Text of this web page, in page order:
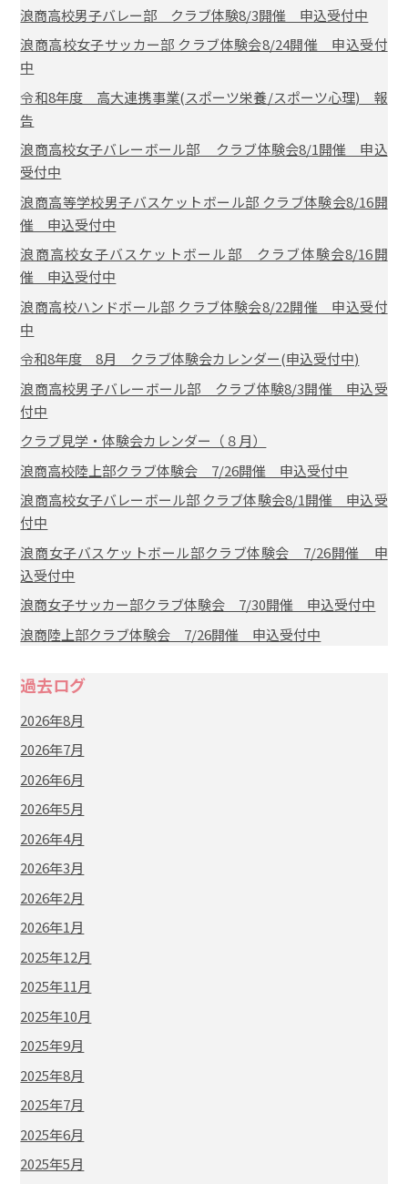
浪商高校男子バレー部 クラブ体験8/3開催 申込受付中
浪商高校女子サッカー部 クラブ体験会8/24開催 申込受付
中
令和8年度 高大連携事業(スポーツ栄養/スポーツ心理) 報
告
浪商高校女子バレーボール部 クラブ体験会8/1開催 申込
受付中
浪商高等学校男子バスケットボール部 クラブ体験会8/16開
催 申込受付中
浪商高校女子バスケットボール部 クラブ体験会8/16開
催 申込受付中
浪商高校ハンドボール部 クラブ体験会8/22開催 申込受付
中
令和8年度 8月 クラブ体験会カレンダー(申込受付中)
浪商高校男子バレーボール部 クラブ体験8/3開催 申込受
付中
クラブ見学・体験会カレンダー（８月）
浪商高校陸上部クラブ体験会 7/26開催 申込受付中
浪商高校女子バレーボール部 クラブ体験会8/1開催 申込受
付中
浪商女子バスケットボール部クラブ体験会 7/26開催 申
込受付中
浪商女子サッカー部クラブ体験会 7/30開催 申込受付中
浪商陸上部クラブ体験会 7/26開催 申込受付中
過去ログ
2026年8月
2026年7月
2026年6月
2026年5月
2026年4月
2026年3月
2026年2月
2026年1月
2025年12月
2025年11月
2025年10月
2025年9月
2025年8月
2025年7月
2025年6月
2025年5月